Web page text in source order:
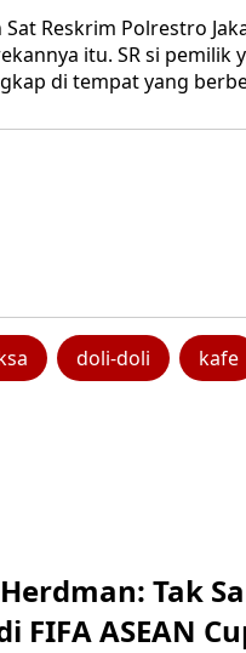
Reskrim Polrestro
itu. SR si pemilik
di tempat yang
doli-doli kafe
Tak
FIFA ASEAN